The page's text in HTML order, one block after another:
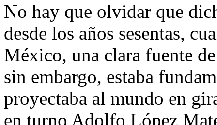
No hay que olvidar que
desde los años sesentas,
México, una clara fuente
sin embargo, estaba
proyectaba al mundo en
en turno Adolfo López